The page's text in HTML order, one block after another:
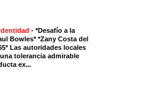
- *Desafío a la
Bowles* *Zany Costa del
Las autoridades locales
tolerancia admirable
ex...